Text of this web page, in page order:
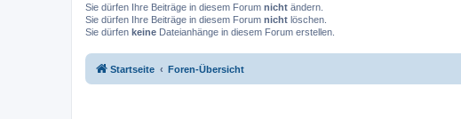
Sie dürfen Ihre Beiträge in diesem Forum nicht ändern.
Sie dürfen Ihre Beiträge in diesem Forum nicht löschen.
Sie dürfen keine Dateianhänge in diesem Forum erstellen.
Startseite Foren-Übersicht